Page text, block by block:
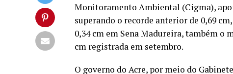
Monitoramento Ambiental (Cigma),
superando o recorde anterior de 0,69
0,34 cm em Sena Madureira, também o
cm registrada em setembro.
O governo do Acre, por meio do